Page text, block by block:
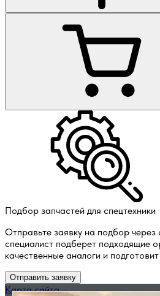
Подбор запчастей для спецтехники
Отправьте заявку на подбор
специалист подберет подходящие
качественные аналоги и
Отправить заявку
Карта сайта